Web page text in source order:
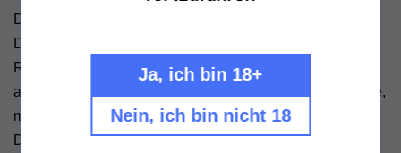
Der
Dreiergespann des Winzers wohl der grazilste
Rebsortenvertreter. Die Frucht in zarter Noblesse, frisch
anmutend mit Zitrus und fein-würzigem Schmiss. Der feste,
mineralische Kern freut sich über Geduld beim Genießen.
Denn Zeit ist relativ. Dieser Wein lässt sie quasi
Ja, ich bin 18+
Nein, ich bin nicht 18